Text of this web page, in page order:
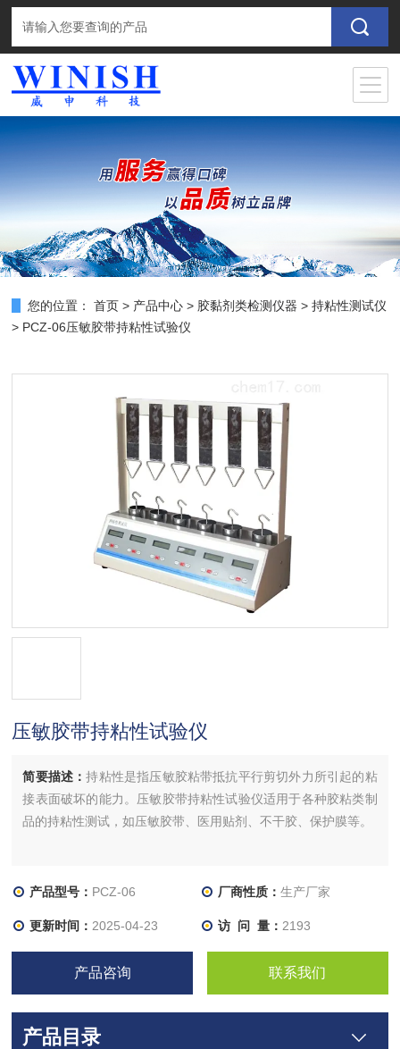
您的位置： 首页 > 产品中心 > 胶黏剂类检测仪器 >持粘性测试仪
> PCZ-06压敏胶带持粘性试验仪
压敏胶带持粘性试验仪
简要描述：持粘性是指压敏胶粘带抵抗平行剪切外力所引起的粘
接表面破坏的能力。压敏胶带持粘性试验仪适用于各种胶粘类制
品的持粘性测试，如压敏胶带、医用贴剂、不干胶、保护膜等。
产品型号： PCZ-06 厂商性质： 生产厂家
更新时间： 2025-04-23 访 问 量： 2193
产品咨询 联系我们
产品目录